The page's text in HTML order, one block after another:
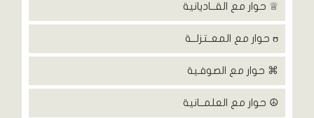
♕ حوار مع القــاديانية
ʊ حوار مع المعــتزلــة
⌘ حوار مع الصوفـية
☮ حوار مع العلمــانية